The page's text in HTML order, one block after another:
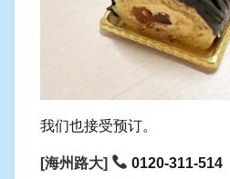
我们也接受预订。
[海州路大] 0120-311-514